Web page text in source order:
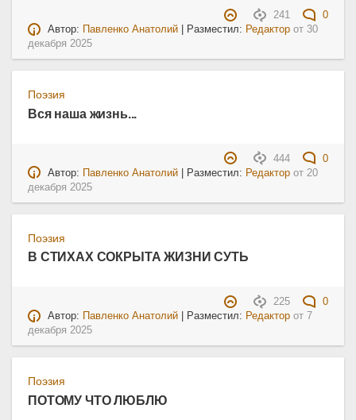
241
0
Автор:
Павленко Анатолий | Разместил: Редактор от 30
декабря 2025
Поэзия
Вся наша жизнь...
444
0
Автор: Павленко Анатолий | Разместил: Редактор от20
декабря 2025
Поэзия
В СТИХАХ СОКРЫТА ЖИЗНИ СУТЬ
225
0
Автор:
Павленко Анатолий | Разместил: Редактор от 7
декабря 2025
Поэзия
ПОТОМУ ЧТО ЛЮБЛЮ